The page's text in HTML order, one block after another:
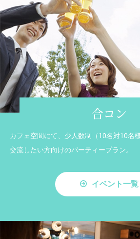
合コン
カフェ空間にて、少人数制（10名対10名
交流したい方向けのパーティープラン。
イベント一覧